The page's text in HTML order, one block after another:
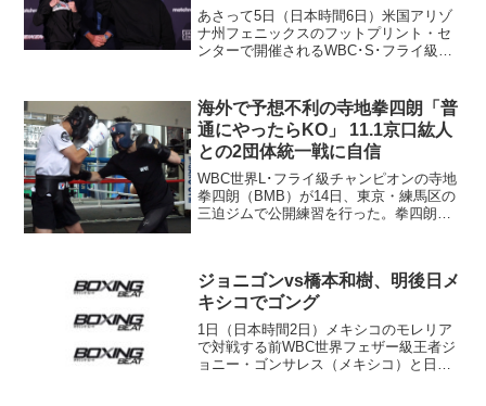
あさって5日（日本時間6日）米国アリゾ
ナ州フェニックスのフットプリント・セ
ンターで開催されるWBC･S･フライ級王
（タイ）vs.3位カルロス・クアドラス
（メキシコ＝帝...
海外で予想不利の寺地拳四朗「普
通にやったらKO」 11.1京口紘人
との2団体統一戦に自信
WBC世界L･フライ級チャンピオンの寺地
拳四朗（BMB）が14日、東京・練馬区の
三迫ジムで公開練習を行った。拳四朗は
キャリア最...
ジョニゴンvs橋本和樹、明後日メ
キシコでゴング
1日（日本時間2日）メキシコのモレリア
で対戦する前WBC世界フェザー級王者ジ
ョニー・ゴンサレス（メキシコ）と日本